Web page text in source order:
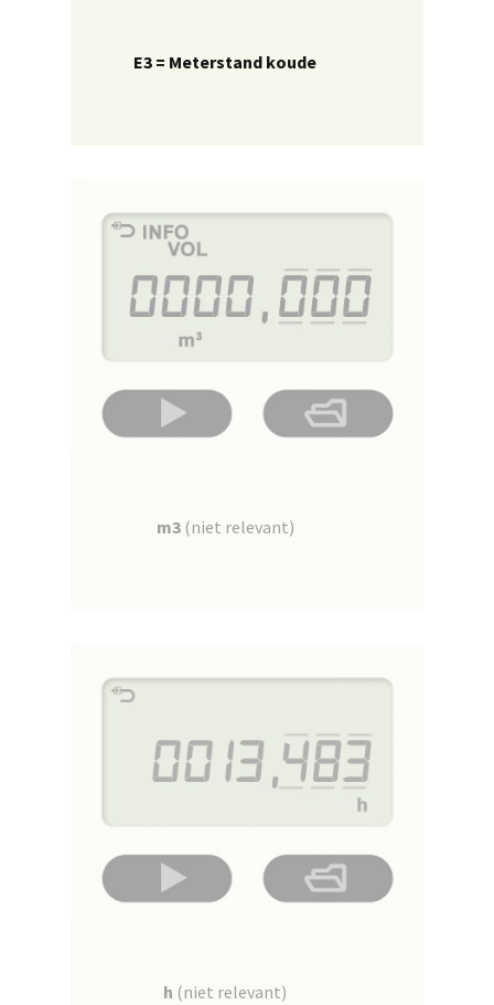
E3 = Meterstand koude
m3(niet relevant)
h (niet relevant)